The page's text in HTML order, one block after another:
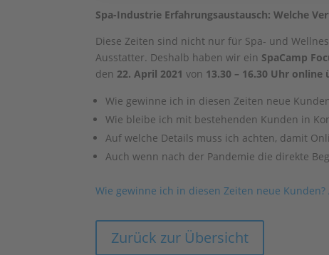
Spa-Industrie Erfahrungsaustausch: Welche
Diese Zeiten sind nicht nur für Spa- und
Ausstatter. Deshalb haben wir ein SpaCamp
den 22. April 2021 von 13.30 – 16.30 Uhr online
Wie gewinne ich in diesen Zeiten neue
Wie bleibe ich mit bestehenden Kunden in
Auf welche Details muss ich achten, damit
Auch wenn nach der Pandemie die direkte
Wie gewinne ich in diesen Zeiten neue
Zurück zur Übersicht